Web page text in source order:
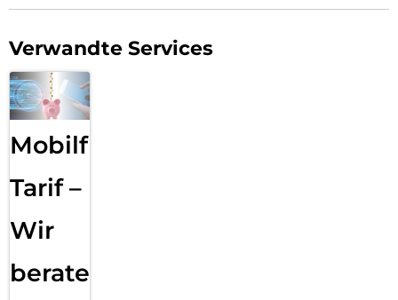
Verwandte Services
Mobilfunk
Tarif –
Wir
beraten